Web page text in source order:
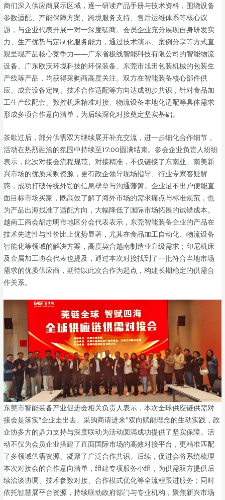
商们深入供应商展示区域，逐一研读产品手册与技术资料，围绕设备
参数适配、产能保障方案、跨境服务支持、售后运维体系等核心议
题，与企业代表开展一对一深度磋商。会员企业充分展现自身研发实
力、生产优势与定制化服务能力，通过技术演示、案例分享等方式直
观呈现产品核心竞争力——广东省极线智能科技有限公司的智能物流
设备、广东欧沃环境科技的环保装备、东莞市旭田包装机械的包装生
产线等产品，均获得采购商高度关注。双方在智能装备核心部件供
应、成套设备定制、技术合作适配等方向达成初步共识，针对食品加
工生产线配套、数控机床精准对接、物流设备本地化适配等具体需求
形成多项合作意向清单，为后续深化对接奠定坚实基础。
茶歇过后，部分供需双方继续展开补充交流，进一步细化合作细节，
活动在热烈融洽的氛围中持续至17:00圆满结束。参会企业负责人纷纷
表示，此次对接会流程规范、对接精准，不仅链接了东南亚、南美新
兴市场的优质采购资源，更有政企领导现场指导、行业专家答疑解
惑，成功打破传统外贸的信息壁垒与沟通藩篱。企业足不出户便能直
面目标市场买家，既高效了解了海外市场的需求痛点与标准规范，也
为产品出海找准了适配方向，大幅降低了国际市场拓展的试错成本。
越南工商会胡志明市地区分会代表表示，东莞智能装备企业的产品在
技术先进性与性价比上优势显著，尤其在食品加工自动化、物流设备
智能化等领域的解决方案，高度契合越南制造业升级需求；印尼机床
及金属加工协会代表也提及，通过本次对接找到了一批符合当地市场
需求的优质供应商，期待以此次合作为起点，构建长期稳定的供需合
作关系。
东莞市智能装备产业促进会相关负责人表示，本次全球供应链供需对
接会是落实“企业走出去、采购商请进来”双向赋能理念的生动实践，政
企协多方的鼎力支持与深度联动为活动圆满成功提供了坚实保障。活
动不仅为会员企业搭建了直面国际市场的高效对接平台，更精准匹配
了多领域供需资源、凝聚了广泛合作共识。后续，促进会将系统梳理
本次对接会的合作意向清单，组建专项服务小组，为供需双方提供后
续洽谈协调、技术参数对接、合作模式优化等全流程跟进服务；同时
依托智慧展平台资源，持续联动政府部门与专业机构，聚焦新兴市场